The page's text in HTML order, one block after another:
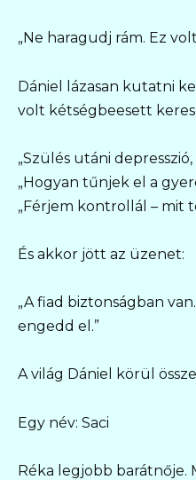
„Ne haragudj rám. Ez
Dániel lázasan kutatni
volt kétségbeesett
„Szülés utáni
„Hogyan tűnjek el a
„Férjem kontrollál – mit
És akkor jött az üzenet:
„A fiad biztonságban
engedd el.”
A világ Dániel körül
Egy név: Saci
Réka legjobb barátnője.